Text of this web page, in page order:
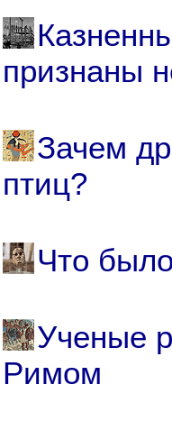
признаны
Зачем
птиц?
Что
Ученые
Римом